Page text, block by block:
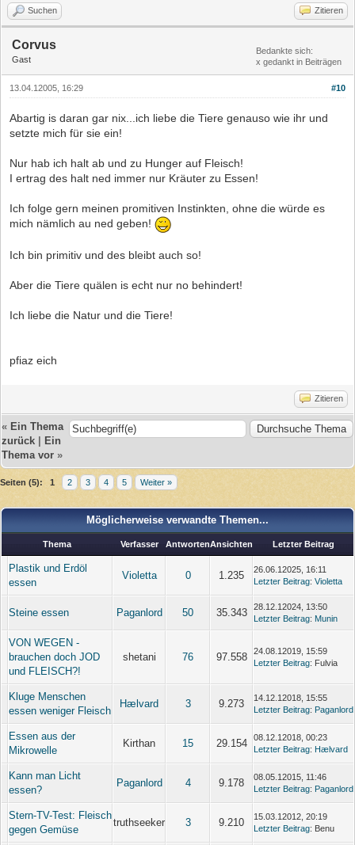
Suchen Zitieren
Corvus
Gast
Bedankte sich:
x gedankt in Beiträgen
#10
13.04.12005, 16:29
Abartig is daran gar nix...ich liebe die Tiere genauso wie ihr und
setzte mich für sie ein!
Nur hab ich halt ab und zu Hunger auf Fleisch!
I ertrag des halt ned immer nur Kräuter zu Essen!
Ich folge gern meinen promitiven Instinkten, ohne die würde es
mich nämlich au ned geben!
Ich bin primitiv und des bleibt auch so!
Aber die Tiere quälen is echt nur no behindert!
Ich liebe die Natur und die Tiere!
pfiaz eich
Zitieren
« Ein Thema
zurück
Ein
Thema vor »
Seiten (5): 1 2 3 4 5 Weiter »
Möglicherweise verwandte Themen...
Thema Verfasser AntwortenAnsichten Letzter Beitrag
Plastik und Erdöl
essen
Violetta 0 1.235
26.06.12025, 16:11
Letzter Beitrag: Violetta
Steine essen Paganlord 50 35.343
28.12.12024, 13:50
Letzter Beitrag: Munin
VON WEGEN -
brauchen doch JOD
und FLEISCH?!
shetani 76 97.558
24.08.12019, 15:59
Letzter Beitrag: Fulvia
Kluge Menschen
essen weniger Fleisch
Hælvard 3 9.273
14.12.12018, 15:55
Letzter Beitrag: Paganlord
Essen aus der
Mikrowelle
Kirthan 15 29.154
08.12.12018, 00:23
Letzter Beitrag: Hælvard
Kann man Licht
essen?
Paganlord 4 9.178
08.05.12015, 11:46
Letzter Beitrag: Paganlord
Stern-TV-Test: Fleisch
gegen Gemüse
truthseeker 3 9.210
15.03.12012, 20:19
Letzter Beitrag: Benu